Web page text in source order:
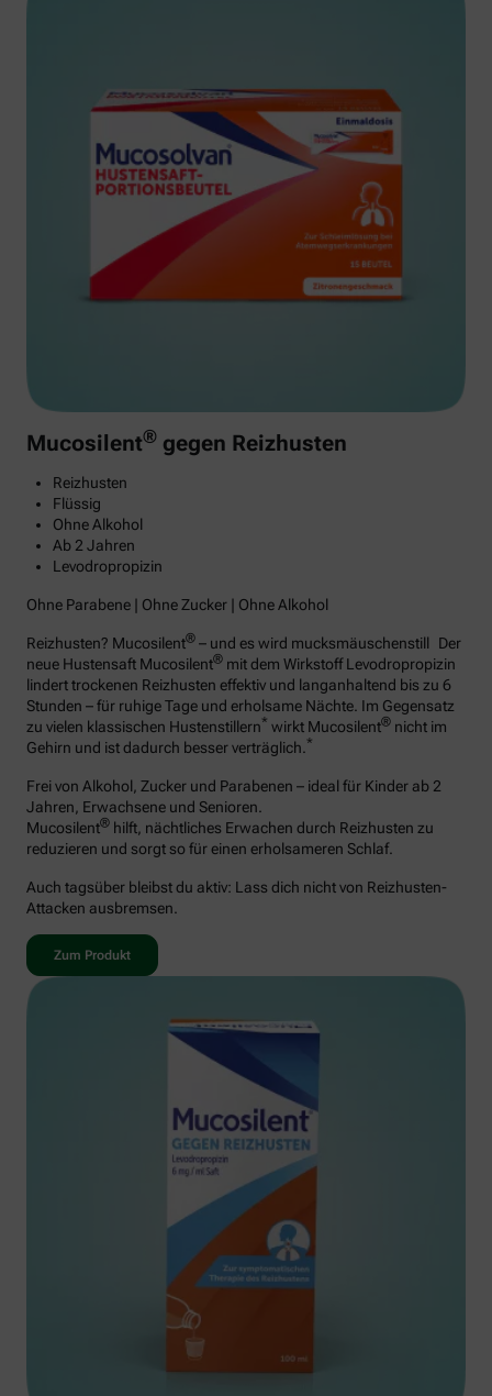
Mucosilent® gegen Reizhusten
Reizhusten
Flüssig
Ohne Alkohol
Ab 2 Jahren
Levodropropizin
Ohne Parabene | Ohne Zucker | Ohne Alkohol
Reizhusten? Mucosilent® – und es wird mucksmäuschenstill Der
neue Hustensaft Mucosilent® mit dem Wirkstoff Levodropropizin
lindert trockenen Reizhusten effektiv und langanhaltend bis zu 6
Stunden – für ruhige Tage und erholsame Nächte. Im Gegensatz
zu vielen klassischen Hustenstillern* wirkt Mucosilent® nicht im
Gehirn und ist dadurch besser verträglich. *
Frei von Alkohol, Zucker und Parabenen – ideal für Kinder ab 2
Jahren, Erwachsene und Senioren.
Mucosilent® hilft, nächtliches Erwachen durch Reizhusten zu
reduzieren und sorgt so für einen erholsameren Schlaf.
Auch tagsüber bleibst du aktiv: Lass dich nicht von Reizhusten-
Attacken ausbremsen.
Zum Produkt